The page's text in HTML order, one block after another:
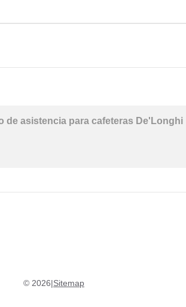
de asistencia para cafeteras De'Longhi
© 2026|Sitemap